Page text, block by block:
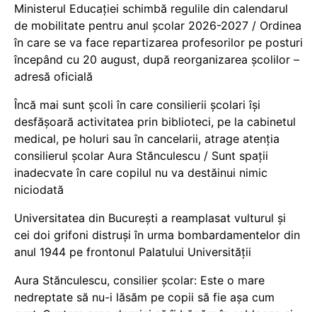
Ministerul Educației schimbă regulile din calendarul
de mobilitate pentru anul școlar 2026-2027 / Ordinea
în care se va face repartizarea profesorilor pe posturi
începând cu 20 august, după reorganizarea școlilor –
adresă oficială
Încă mai sunt școli în care consilierii școlari își
desfășoară activitatea prin biblioteci, pe la cabinetul
medical, pe holuri sau în cancelarii, atrage atenția
consilierul școlar Aura Stănculescu / Sunt spații
inadecvate în care copilul nu va destăinui nimic
niciodată
Universitatea din București a reamplasat vulturul și
cei doi grifoni distruși în urma bombardamentelor din
anul 1944 pe frontonul Palatului Universității
Aura Stănculescu, consilier școlar: Este o mare
nedreptate să nu-i lăsăm pe copii să fie așa cum